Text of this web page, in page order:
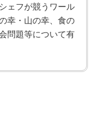
ェフが競うワール
幸・山の幸、食の
問題等について有